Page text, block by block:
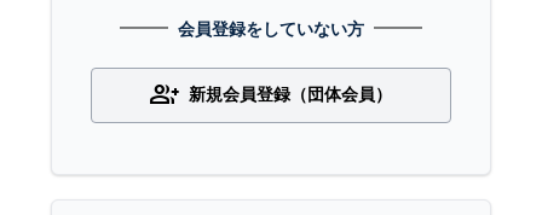
会員登録をしていない方
group_add 新規会員登録（団体会員）